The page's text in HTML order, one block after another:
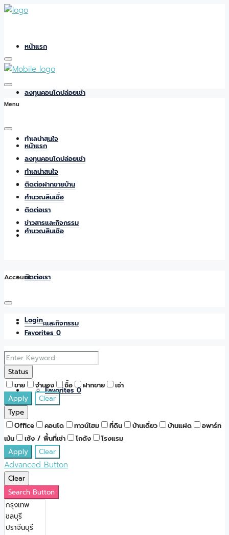
หน้าแรก
ลงทุนคอนโดปล่อยเช่า
ทำเลน่าสนใจ
ติดต่อฝากขายบ้าน
คำนวณสินเชื่อ
ติดต่อเรา
ข่าวสารและกิจกรรม
Favorites0
Menu
หน้าแรก
ลงทุนคอนโดปล่อยเช่า
ทำเลน่าสนใจ
ติดต่อฝากขายบ้าน
คำนวณสินเชื่อ
ติดต่อเรา
ข่าวสารและกิจกรรม
Account
Login
Favorites 0
Status
ขาย จำนอง ซื้อ ฝากขาย เช่า
Apply
Clear
Type
Office คอนโด ทาวน์โฮม ที่ดิน บ้านเดี่ยว บ้านแฝด
อพาร์ท
เม้น
เซ้ง / พื้นที่เช่า โกดัง โรงแรม
Apply Clear
Advanced Button
Clear
Search Button